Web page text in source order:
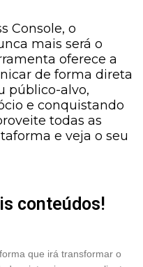
Console, o
mais será o
oferece a
de forma direta
público-alvo,
e conquistando
todas as
e veja o seu
conteúdos!
que irá transformar o